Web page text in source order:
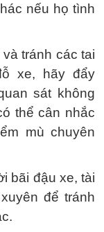
nếu họ tình
tránh các tai
xe, hãy đẩy
sát không
thể cân nhắc
mù chuyên
bãi đậu xe, tài
để tránh